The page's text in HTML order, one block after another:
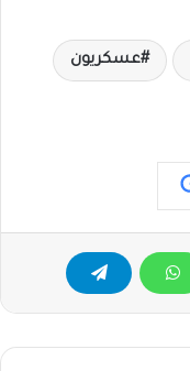
عسكريون